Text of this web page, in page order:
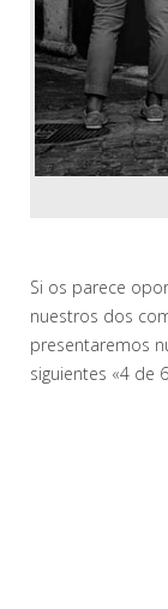
Si os parece
nuestros dos
presentaremos
siguientes «4 de